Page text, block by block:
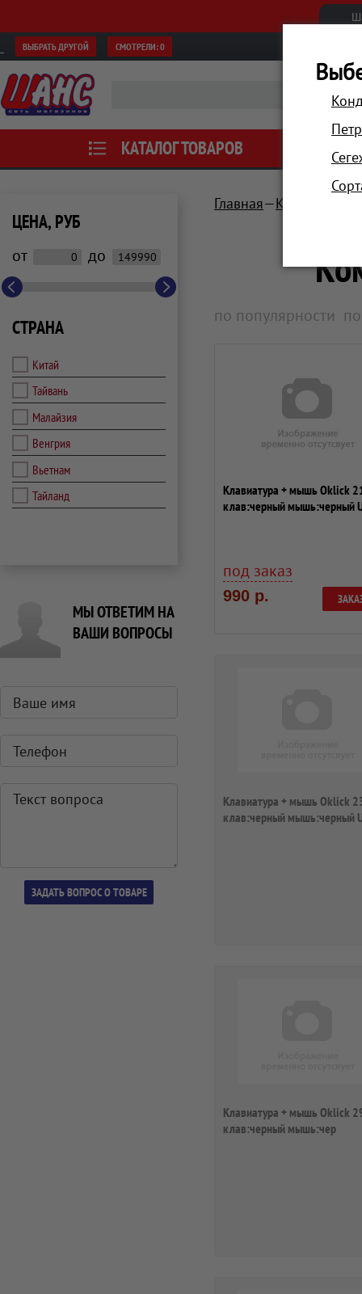
ВЫБРАТЬ ДРУГОЙ СМОТРЕЛИ:0
КАТАЛОГ ТОВАРОВ АКЦИИ
ЦЕНА, РУБ
от до
СТРАНА
Китай
Тайвань
Малайзия
Венгрия
Вьетнам
Тайланд
МЫ ОТВЕТИМ НА
ВАШИ ВОПРОСЫ
Главная Компьютеры
по популярности
Клавиатура + мышь Oklick
клав:черный мышь:черный
под заказ
990 р.
Клавиатура + мышь Oklick
клав:черный мышь:черный
Клавиатура + мышь Oklick
клав:черный мышь:чер